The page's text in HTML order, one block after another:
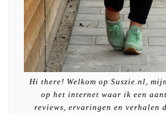
Hi there! Welkom op Suszie.nl,
op het internet waar ik een
reviews, ervaringen en verhalen